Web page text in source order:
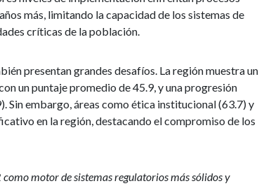
más, limitando la capacidad de los sistemas de
críticas de la población.
presentan grandes desafíos. La región muestra un
un puntaje promedio de 45.9, y una progresión
Sin embargo, áreas como ética institucional (63.7) y
en la región, destacando el compromiso de los
motor de sistemas regulatorios más sólidos y